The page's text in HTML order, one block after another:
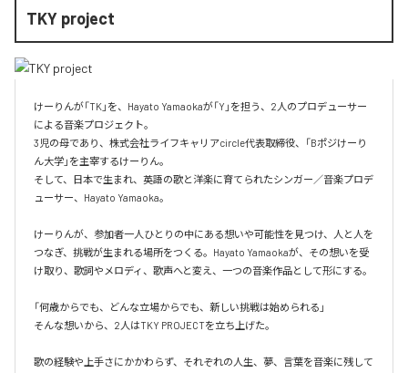
TKY project
けーりんが「TK」を、Hayato Yamaokaが「Y」を担う、2人のプロデューサー
による音楽プロジェクト。
3児の母であり、株式会社ライフキャリアcircle代表取締役、「Bポジけーり
ん大学」を主宰するけーりん。
そして、日本で生まれ、英語の歌と洋楽に育てられたシンガー／音楽プロデ
ューサー、Hayato Yamaoka。
けーりんが、参加者一人ひとりの中にある想いや可能性を見つけ、人と人を
つなぎ、挑戦が生まれる場所をつくる。Hayato Yamaokaが、その想いを受
け取り、歌詞やメロディ、歌声へと変え、一つの音楽作品として形にする。
「何歳からでも、どんな立場からでも、新しい挑戦は始められる」
そんな想いから、2人はTKY PROJECTを立ち上げた。
歌の経験や上手さにかかわらず、それぞれの人生、夢、言葉を音楽に残して